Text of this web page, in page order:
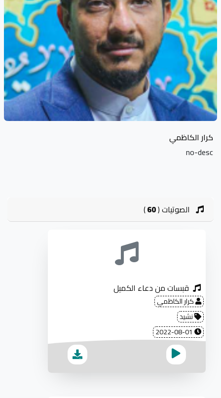
كرار الكاظمي
no-desc
الصوتيات(
60
)
قبسات من دعاء الكميل
كرار الكاظمي
نشيد